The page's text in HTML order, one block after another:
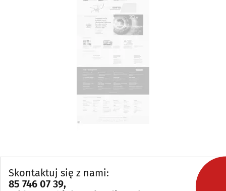
Skontaktuj się z nami:
85 746 07 39,